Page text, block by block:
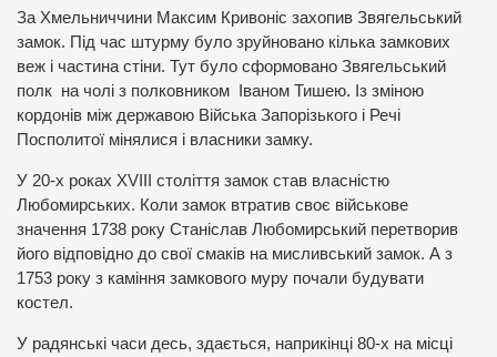
За Хмельниччини Максим Кривоніс захопив Звягельський
замок. Під час штурму було зруйновано кілька замкових
веж і частина стіни. Тут було сформовано Звягельський
полк на чолі з полковником Іваном Тишею. Із зміною
кордонів між державою Війська Запорізького і Речі
Посполитої мінялися і власники замку.
У 20-х роках XVIII століття замок став власністю
Любомирських. Коли замок втратив своє військове
значення 1738 року Станіслав Любомирський перетворив
його відповідно до свої смаків на мисливський замок. А з
1753 року з каміння замкового муру почали будувати
костел.
У радянські часи десь, здається, наприкінці 80-х на місці